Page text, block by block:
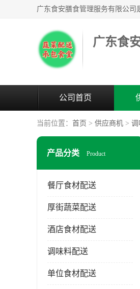
广东食
公司首页
当前位置： 首页 > 供应商机 > 调
产品分类 Product
餐厅食材配送
厚街蔬菜配送
酒店食材配送
调味料配送
单位食材配送